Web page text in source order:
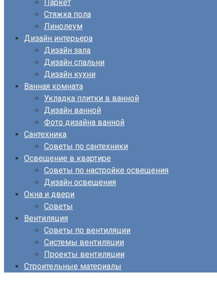
Паркет
Стяжка пола
Линолеум
Дизайн интерьера
Дизайн зала
Дизайн спальни
Дизайн кухни
Ванная комната
Укладка плитки в ванной
Дизайн ванной
Фото дизайна ванной
Сантехника
Советы по сантехники
Освещение в квартире
Советы по настройке освещения
Дизайн освещения
Окна и двери
Советы
Вентиляция
Советы по вентиляции
Системы вентиляции
Проекты вентиляции
Строительные материалы